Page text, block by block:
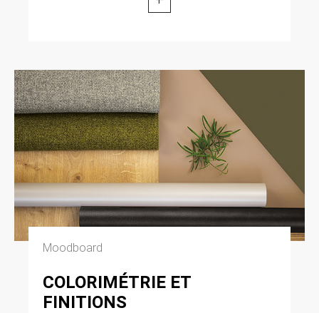
Moodboard
COLORIMÉTRIE ET
FINITIONS